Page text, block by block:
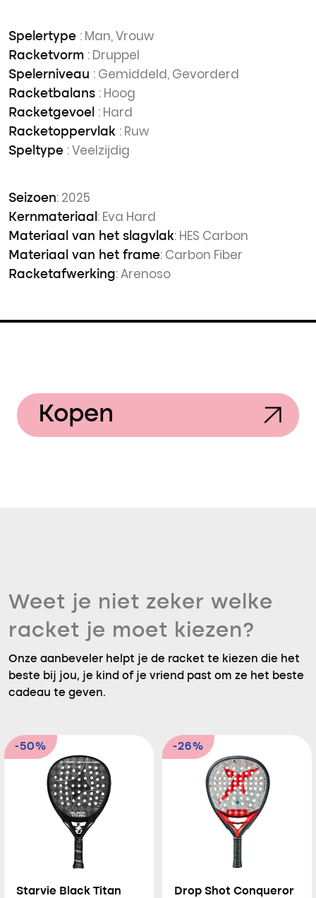
Spelertype : Man, Vrouw
Racketvorm : Druppel
Spelerniveau : Gemiddeld, Gevorderd
Racketbalans : Hoog
Racketgevoel : Hard
Racketoppervlak : Ruw
Speltype : Veelzijdig
Seizoen: 2025
Kernmateriaal : Eva Hard
Materiaal van het slagvlak: HES Carbon
Materiaal van het frame: Carbon Fiber
Racketafwerking: Arenoso
Kopen
Weet je niet zeker welke
racket je moet kiezen?
Onze aanbeveler helpt je de racket te kiezen die het
beste bij jou, je kind of je vriend past om ze het beste
cadeau te geven.
-50%
Starvie Black Titan
-26%
Drop Shot Conqueror